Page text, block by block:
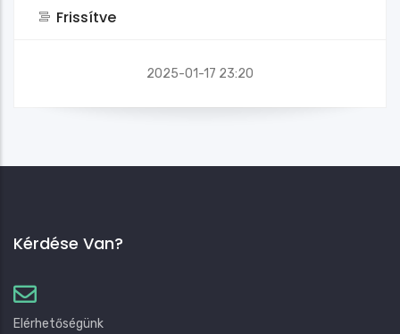
Frissítve
2025-01-17 23:20
Kérdése Van?
Elérhetőségünk